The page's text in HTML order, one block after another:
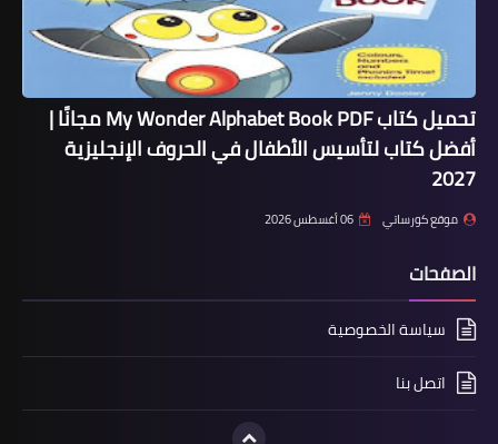
تحميل كتاب My Wonder Alphabet Book PDF مجانًا |
أفضل كتاب لتأسيس الأطفال في الحروف الإنجليزية
2027
موقع كورساتي 06 أغسطس 2026
الصفحات
سياسة الخصوصية
اتصل بنا